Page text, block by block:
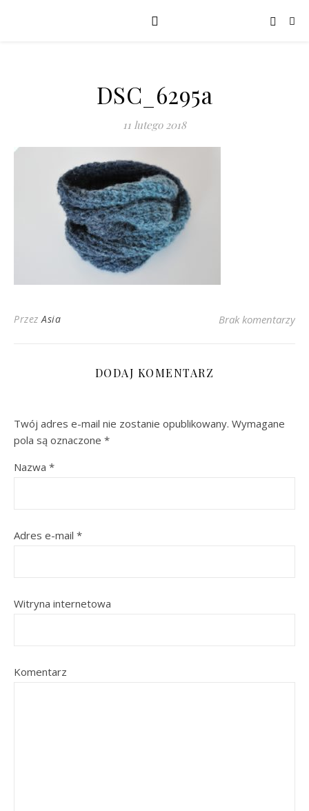
DSC_6295a
11 lutego 2018
PrzezAsia Brak komentarzy
DODAJ KOMENTARZ
Twój adres e-mail nie zostanie opublikowany. Wymagane
pola są oznaczone *
Nazwa *
Adres e-mail *
Witryna internetowa
Komentarz